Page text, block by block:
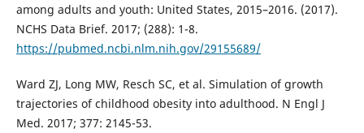
among adults and youth: United States, 2015–2016. (2017).
NCHS Data Brief. 2017; (288): 1-8.
https://pubmed.ncbi.nlm.nih.gov/29155689/
Ward ZJ, Long MW, Resch SC, et al. Simulation of growth
trajectories of childhood obesity into adulthood. N Engl J
Med. 2017; 377: 2145-53.